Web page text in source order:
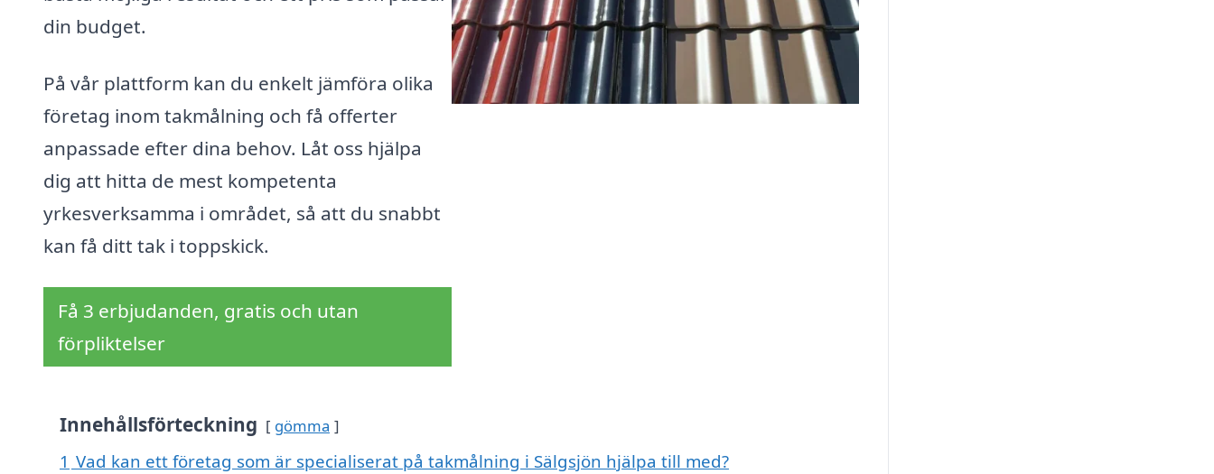
din budget.
På vår plattform kan du enkelt jämföra olika
företag inom takmålning och få offerter
anpassade efter dina behov. Låt oss hjälpa
dig att hitta de mest kompetenta
yrkesverksamma i området, så att du snabbt
kan få ditt tak i toppskick.
Få 3 erbjudanden, gratis och utan
förpliktelser
Innehållsförteckning gömma
1 Vad kan ett företag som är specialiserat på takmålning i Sälgsjön hjälpa till med?